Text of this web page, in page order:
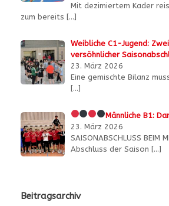
Mit dezimiertem Kader
zum bereits […]
Weibliche C1-Jugend:
versöhnlicher
23. März 2026
Eine gemischte Bilanz
[…]
Männliche B1:
23. März 2026
SAISONABSCHLUSS BEIM
Abschluss der Saison […]
Beitragsarchiv